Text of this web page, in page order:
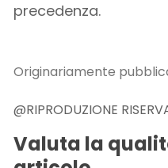
precedenza.
Originariamente
@RIPRODUZIONE
Valuta la